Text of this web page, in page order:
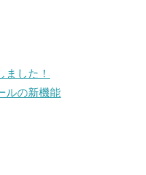
ました！
ルの新機能